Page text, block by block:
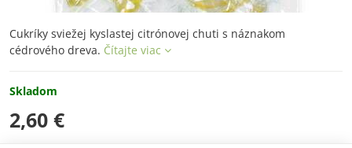
Cukríky sviežej kyslastej citrónovej chuti s náznakom
cédrového dreva. Čítajte viac
Skladom
2,60 €